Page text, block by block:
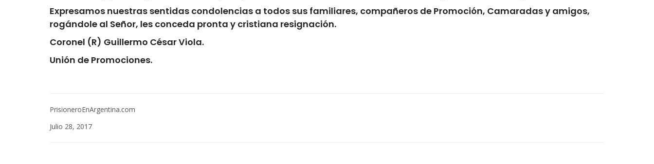
Expresamos nuestras sentidas condolencias a todos sus familiares, compañeros de Promoción, Camaradas y amigos,
rogándole al Señor, les conceda pronta y cristiana resignación.
Coronel (R) Guillermo César Viola.
Unión de Promociones.
PrisioneroEnArgentina.com
Julio 28, 2017